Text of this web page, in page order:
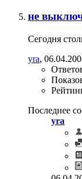
не
Сегодня
yra‎,
Последнее
yra